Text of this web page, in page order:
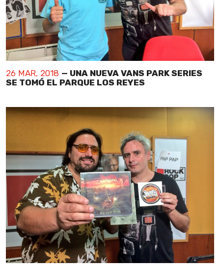
26 MAR, 2018 — UNA NUEVA VANS PARK SERIES
SE TOMÓ EL PARQUE LOS REYES